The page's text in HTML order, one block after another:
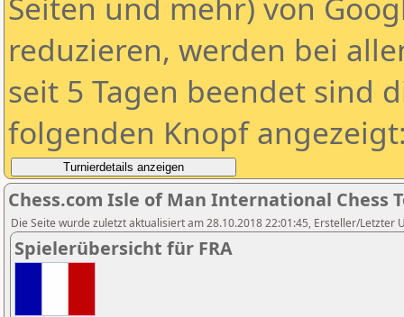
reduzieren, werden bei
seit 5 Tagen beendet sind
folgenden Knopf
Chess.com Isle of Man International Chess
Die Seite wurde zuletzt aktualisiert am 28.10.2018 22:01:45, Ersteller/Letzter
Spielerübersicht für FRA